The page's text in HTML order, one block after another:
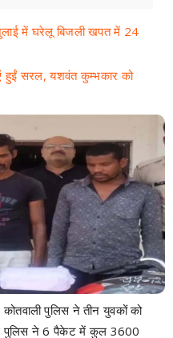
में घरेलू बिजली खपत में 24
हुईं सरल, यशवंत कुम्भकार को
पुलिस ने तीन युवकों को
से पुलिस ने 6 पैकेट में कुल 3600